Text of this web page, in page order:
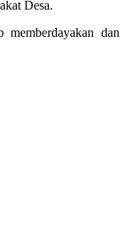
Desa.
memberdayakan dan